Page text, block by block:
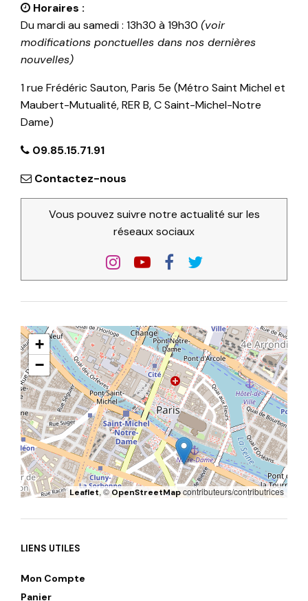
Horaires :
Du mardi au samedi : 13h30 à 19h30 (voir
modifications ponctuelles dans nos dernières
nouvelles)
1 rue Frédéric Sauton, Paris 5e (Métro Saint Michel et
Maubert-Mutualité, RER B, C Saint-Michel-Notre
Dame)
09.85.15.71.91
Contactez-nous
Vous pouvez suivre notre actualité sur les
réseaux sociaux
+
−
Leaflet, ©OpenStreetMapcontributeurs/contributrices
LIENS UTILES
Mon Compte
Panier